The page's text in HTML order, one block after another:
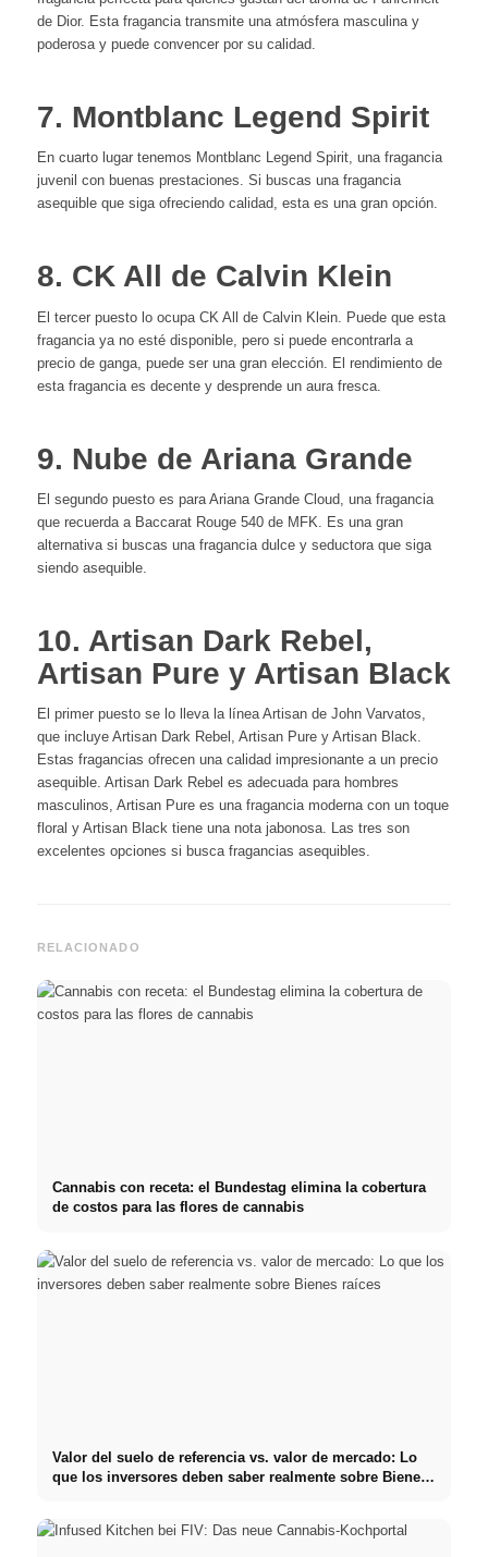
de Dior. Esta fragancia transmite una atmósfera masculina y
poderosa y puede convencer por su calidad.
7. Montblanc Legend Spirit
En cuarto lugar tenemos Montblanc Legend Spirit, una fragancia
juvenil con buenas prestaciones. Si buscas una fragancia
asequible que siga ofreciendo calidad, esta es una gran opción.
8. CK All de Calvin Klein
El tercer puesto lo ocupa CK All de Calvin Klein. Puede que esta
fragancia ya no esté disponible, pero si puede encontrarla a
precio de ganga, puede ser una gran elección. El rendimiento de
esta fragancia es decente y desprende un aura fresca.
9. Nube de Ariana Grande
El segundo puesto es para Ariana Grande Cloud, una fragancia
que recuerda a Baccarat Rouge 540 de MFK. Es una gran
alternativa si buscas una fragancia dulce y seductora que siga
siendo asequible.
10. Artisan Dark Rebel,
Artisan Pure y Artisan Black
El primer puesto se lo lleva la línea Artisan de John Varvatos,
que incluye Artisan Dark Rebel, Artisan Pure y Artisan Black.
Estas fragancias ofrecen una calidad impresionante a un precio
asequible. Artisan Dark Rebel es adecuada para hombres
masculinos, Artisan Pure es una fragancia moderna con un toque
floral y Artisan Black tiene una nota jabonosa. Las tres son
excelentes opciones si busca fragancias asequibles.
RELACIONADO
Cannabis con receta: el Bundestag elimina la cobertura
de costos para las flores de cannabis
Valor del suelo de referencia vs. valor de mercado: Lo
que los inversores deben saber realmente sobre Bienes